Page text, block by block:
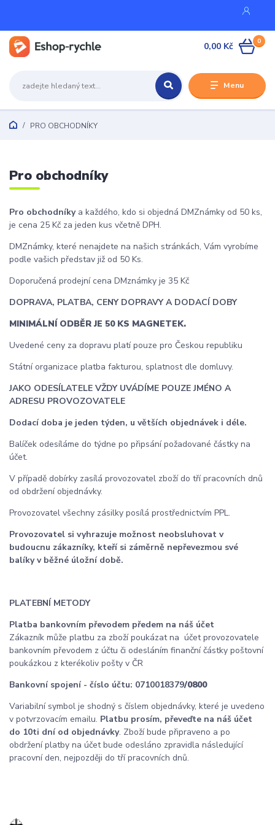
Menu
0
0,00 Kč
PRO OBCHODNÍKY
Pro obchodníky
Pro obchodníky a každého, kdo si objedná DMZnámky od 50 ks,
je cena 25 Kč za jeden kus včetně DPH.
DMZnámky, které nenajdete na našich stránkách, Vám vyrobíme
podle vašich představ již od 50 Ks.
Doporučená prodejní cena DMznámky je 35 Kč
DOPRAVA, PLATBA, CENY DOPRAVY A DODACÍ DOBY
MINIMÁLNÍ ODBĚR JE 50 KS MAGNETEK.
Uvedené ceny za dopravu platí pouze pro Českou republiku
Státní organizace platba fakturou, splatnost dle domluvy.
JAKO ODESÍLATELE VŽDY UVÁDÍME POUZE JMÉNO A
ADRESU PROVOZOVATELE
Dodací doba je jeden týden, u větších objednávek i déle.
Balíček odesíláme do týdne po připsání požadované částky na
účet.
V případě dobírky zasílá provozovatel zboží do tří pracovních dnů
od obdržení objednávky.
Provozovatel všechny zásilky posílá prostřednictvím PPL.
Provozovatel si vyhrazuje možnost neobsluhovat v
budoucnu zákazníky, kteří si záměrně nepřevezmou své
balíky v běžné úložní době.
PLATEBNÍ METODY
Platba bankovním převodem předem na náš účet
Zákazník může platbu za zboží poukázat na účet provozovatele
bankovním převodem z účtu či odesláním finanční částky poštovní
poukázkou z kterékoliv pošty v ČR
Bankovní spojení - číslo účtu: 0710018379/0800
Variabilní symbol je shodný s číslem objednávky, které je uvedeno
v potvrzovacím emailu. Platbu prosím, převeďte na náš účet
do 10ti dní od objednávky. Zboží bude připraveno a po
obdržení platby na účet bude odesláno zpravidla následující
pracovní den, nejpozději do tří pracovních dnů.